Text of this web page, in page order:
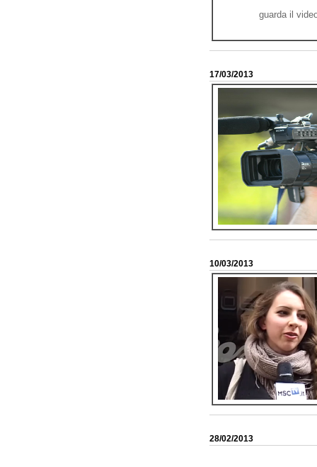
guarda il
17/03/2013
10/03/2013
28/02/2013